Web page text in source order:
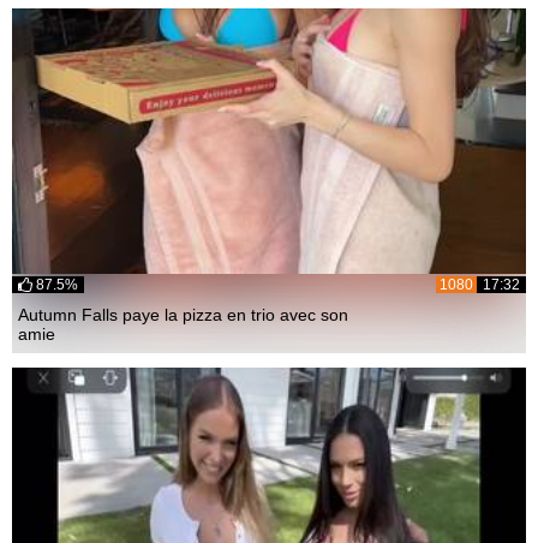
Autumn Falls paye la pizza en trio avec son
amie
87.5% 1080 17:32